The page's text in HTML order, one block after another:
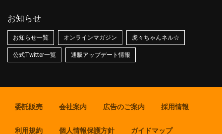
お知らせ
お知らせ一覧 オンラインマガジン 虎々ちゃんネル☆
公式Twitter一覧 通販アップデート情報
委託販売 会社案内 広告のご案内 採用情報
利用規約 個人情報保護方針 ガイドマップ